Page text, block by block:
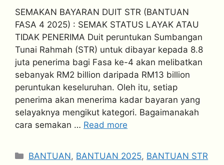
SEMAKAN BAYARAN DUIT STR (BANTUAN
FASA 4 2025) : SEMAK STATUS LAYAK ATAU
TIDAK PENERIMA Duit peruntukan Sumbangan
Tunai Rahmah (STR) untuk dibayar kepada 8.8
juta penerima bagi Fasa ke-4 akan melibatkan
sebanyak RM2 billion daripada RM13 billion
peruntukan keseluruhan. Oleh itu, setiap
penerima akan menerima kadar bayaran yang
selayaknya mengikut kategori. Bagaimanakah
cara semakan … Read more
Categories
BANTUAN, BANTUAN 2025, BANTUAN STR